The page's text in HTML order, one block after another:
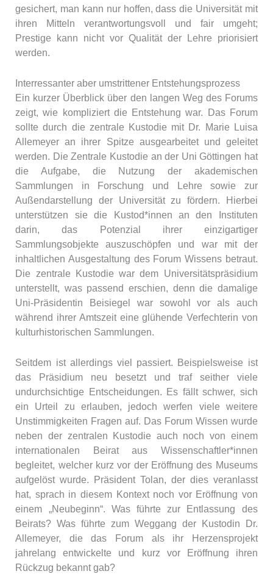
gesichert, man kann nur hoffen, dass die Universität mit
ihren Mitteln verantwortungsvoll und fair umgeht;
Prestige kann nicht vor Qualität der Lehre priorisiert
werden.
Interressanter aber umstrittener Entstehungsprozess
Ein kurzer Überblick über den langen Weg des Forums
zeigt, wie kompliziert die Entstehung war. Das Forum
sollte durch die zentrale Kustodie mit Dr. Marie Luisa
Allemeyer an ihrer Spitze ausgearbeitet und geleitet
werden. Die Zentrale Kustodie an der Uni Göttingen hat
die Aufgabe, die Nutzung der akademischen
Sammlungen in Forschung und Lehre sowie zur
Außendarstellung der Universität zu fördern. Hierbei
unterstützen sie die Kustod*innen an den Instituten
darin, das Potenzial ihrer einzigartiger
Sammlungsobjekte auszuschöpfen und war mit der
inhaltlichen Ausgestaltung des Forum Wissens betraut.
Die zentrale Kustodie war dem Universitätspräsidium
unterstellt, was passend erschien, denn die damalige
Uni-Präsidentin Beisiegel war sowohl vor als auch
während ihrer Amtszeit eine glühende Verfechterin von
kulturhistorischen Sammlungen.
Seitdem ist allerdings viel passiert. Beispielsweise ist
das Präsidium neu besetzt und traf seither viele
undurchsichtige Entscheidungen. Es fällt schwer, sich
ein Urteil zu erlauben, jedoch werfen viele weitere
Unstimmigkeiten Fragen auf. Das Forum Wissen wurde
neben der zentralen Kustodie auch noch von einem
internationalen Beirat aus Wissenschaftler*innen
begleitet, welcher kurz vor der Eröffnung des Museums
aufgelöst wurde. Präsident Tolan, der dies veranlasst
hat, sprach in diesem Kontext noch vor Eröffnung von
einem „Neubeginn“. Was führte zur Entlassung des
Beirats? Was führte zum Weggang der Kustodin Dr.
Allemeyer, die das Forum als ihr Herzensprojekt
jahrelang entwickelte und kurz vor Eröffnung ihren
Rückzug bekannt gab?